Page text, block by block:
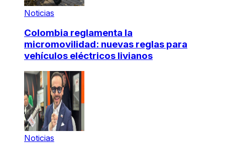
Noticias
Colombia reglamenta la
micromovilidad: nuevas reglas para
vehículos eléctricos livianos
Noticias